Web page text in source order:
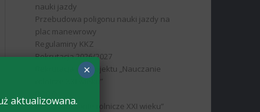
nauki jazdy
Przebudowa poligonu nauki jazdy na
plac manewrowy
Regulaminy KKZ
Rekrutacja 2026/2027
Rekrutacja do projektu „Nauczanie
rolnicze XXI wieku”
RPO „Nauczanie rolnicze XXI wieku”
aktualizowana.
×